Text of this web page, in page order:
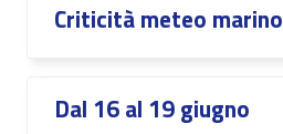
Criticità meteo marino
Dal 16 al 19 giugno